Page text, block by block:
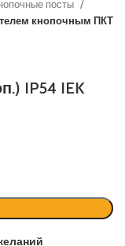
посты
кнопочным ПКТ
IP54 IEK